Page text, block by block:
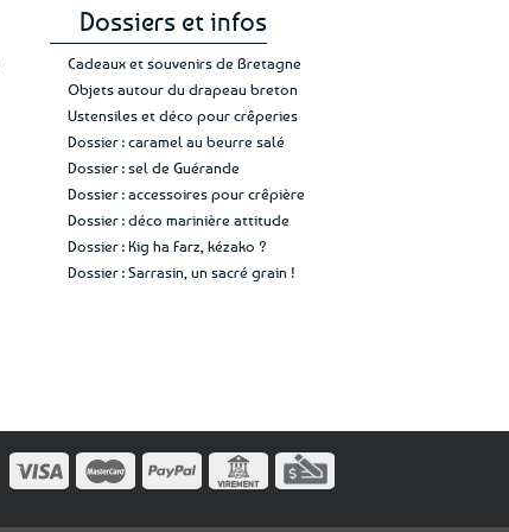
Dossiers et infos
Cadeaux et souvenirs de Bretagne
Objets autour du drapeau breton
Ustensiles et déco pour crêperies
Dossier : caramel au beurre salé
Dossier : sel de Guérande
Dossier : accessoires pour crêpière
Dossier : déco marinière attitude
Dossier : Kig ha Farz, kézako ?
Dossier : Sarrasin, un sacré grain !